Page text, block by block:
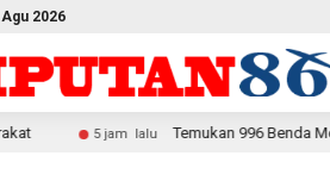
2026
Temukan 996 Benda Menyerupai Senjata di